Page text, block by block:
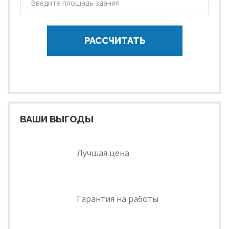
РАССЧИТАТЬ
ВАШИ ВЫГОДЫ
Лучшая цена
Гарантия на работы